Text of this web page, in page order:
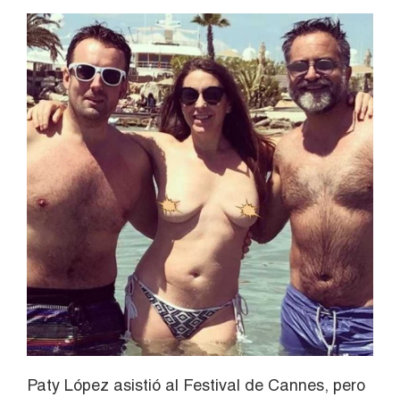
Paty López asistió al Festival de Cannes, pero